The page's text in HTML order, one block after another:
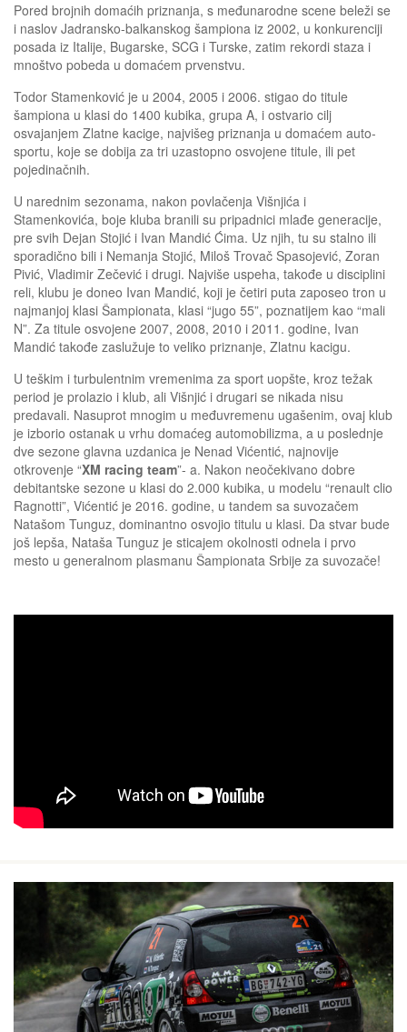
Pored brojnih domaćih priznanja, s međunarodne scene beleži se
i naslov Jadransko-balkanskog šampiona iz 2002, u konkurenciji
posada iz Italije, Bugarske, SCG i Turske, zatim rekordi staza i
mnoštvo pobeda u domaćem prvenstvu.
Todor Stamenković je u 2004, 2005 i 2006. stigao do titule
šampiona u klasi do 1400 kubika, grupa A, i ostvario cilj
osvajanjem Zlatne kacige, najvišeg priznanja u domaćem auto-
sportu, koje se dobija za tri uzastopno osvojene titule, ili pet
pojedinačnih.
U narednim sezonama, nakon povlačenja Višnjića i
Stamenkovića, boje kluba branili su pripadnici mlađe generacije,
pre svih Dejan Stojić i Ivan Mandić Ćima. Uz njih, tu su stalno ili
sporadično bili i Nemanja Stojić, Miloš Trovač Spasojević, Zoran
Pivić, Vladimir Zečević i drugi. Najviše uspeha, takođe u disciplini
reli, klubu je doneo Ivan Mandić, koji je četiri puta zaposeo tron u
najmanjoj klasi Šampionata, klasi “jugo 55”, poznatijem kao “mali
N”. Za titule osvojene 2007, 2008, 2010 i 2011. godine, Ivan
Mandić takođe zaslužuje to veliko priznanje, Zlatnu kacigu.
U teškim i turbulentnim vremenima za sport uopšte, kroz težak
period je prolazio i klub, ali Višnjić i drugari se nikada nisu
predavali. Nasuprot mnogim u međuvremenu ugašenim, ovaj klub
je izborio ostanak u vrhu domaćeg automobilizma, a u poslednje
dve sezone glavna uzdanica je Nenad Vićentić, najnovije
otkrovenje “XM racing team”- a. Nakon neočekivano dobre
debitantske sezone u klasi do 2.000 kubika, u modelu “renault clio
Ragnotti”, Vićentić je 2016. godine, u tandem sa suvozačem
Natašom Tunguz, dominantno osvojio titulu u klasi. Da stvar bude
još lepša, Nataša Tunguz je sticajem okolnosti odnela i prvo
mesto u generalnom plasmanu Šampionata Srbije za suvozače!